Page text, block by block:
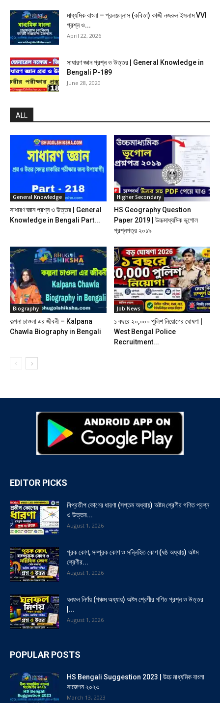
মাধ্যমিক বাংলা – প্রলয়ল্লাস (কবিতা) কাজী নজরুল ইসলাম VVI
প্রশ্ন ও...
April 22, 2026
সাধারণ জ্ঞান প্রশ্ন ও উত্তর | General Knowledge in
Bengali P-189
June 28, 2020
ALL
General Knowledge
সাধারণ জ্ঞান প্রশ্ন ও উত্তর | General
Knowledge in Bengali Part...
Higher Secondary
HS Geography Question
Paper 2019 | উচ্চমাধ্যমিক ভূগোল
প্রশ্নপত্র ২০১৯
Biography
কল্পনা চাওলা এর জীবনী – Kalpana
Chawla Biography in Bengali
Job News
১ বছরে ২০,০০০ পুলিশ নিয়োগের ঘোষণা |
West Bengal Police
Recruitment...
EDITOR PICKS
বিপ্রতীপ কোণের ধারণা (সপ্তম অধ্যায়) অষ্টম শ্রেণীর গণিত প্রশ্ন
ও উত্তর...
August 1, 2026
পূরক কোণ, সম্পূরক কোণ ও সন্নিহিত কোণ (ষষ্ঠ অধ্যায়) অষ্টম
শ্রেণীর...
August 1, 2026
ঘনফল নির্ণয় (পঞ্চম অধ্যায়) অষ্টম শ্রেণীর গণিত প্রশ্ন ও উত্তর
|...
August 1, 2026
POPULAR POSTS
HS Bengali Suggestion 2023 | উচ্চ মাধ্যমিক বাংলা
সাজেশন ২০২৩
March 13, 2023